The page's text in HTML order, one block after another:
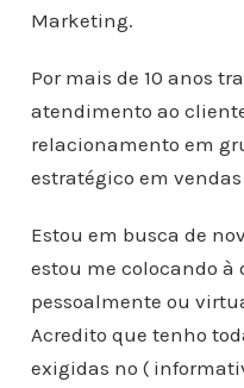
Marketing.
Por mais de 10 anos
atendimento ao
relacionamento em
estratégico em
Estou em busca de
estou me colocando à
pessoalmente ou
Acredito que tenho
exigidas no (